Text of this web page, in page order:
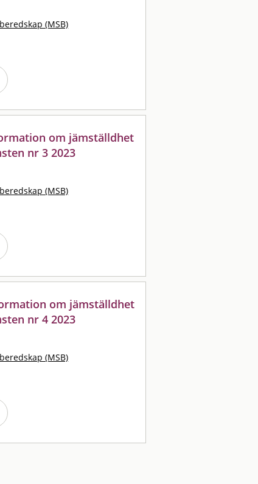
(MSB)
om jämställdhet
nr 3 2023
(MSB)
om jämställdhet
nr 4 2023
(MSB)